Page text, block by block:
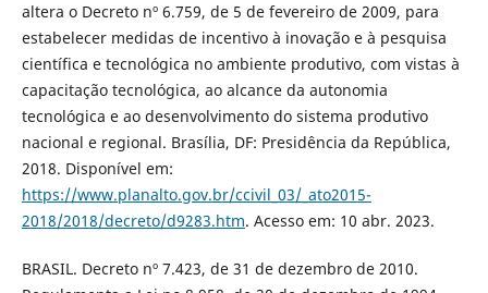
altera o Decreto nº 6.759, de 5 de fevereiro de 2009, para
estabelecer medidas de incentivo à inovação e à pesquisa
científica e tecnológica no ambiente produtivo, com vistas à
capacitação tecnológica, ao alcance da autonomia
tecnológica e ao desenvolvimento do sistema produtivo
nacional e regional. Brasília, DF: Presidência da República,
2018. Disponível em:
https://www.planalto.gov.br/ccivil_03/_ato2015-
2018/2018/decreto/d9283.htm. Acesso em: 10 abr. 2023.
BRASIL. Decreto nº 7.423, de 31 de dezembro de 2010.